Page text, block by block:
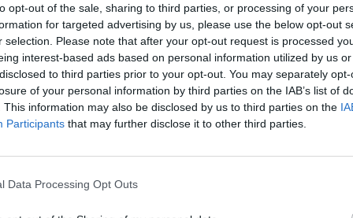
opt-out of the sale, sharing to third parties, or processing of your
for targeted advertising by us, please use the below opt-out
selection. Please note that after your opt-out request is processed
interest-based ads based on personal information utilized by us
to third parties prior to your opt-out. You may separately
of your personal information by third parties on the IAB’s list of
This information may also be disclosed by us to third parties on the
Participants that may further disclose it to other third parties.
Data Processing Opt Outs
η διαφορά μεταξύ ενός συμβατικού diesel
κινητήρες;
χρησιμοποιούν την υψη
παράγουν θερμότητα